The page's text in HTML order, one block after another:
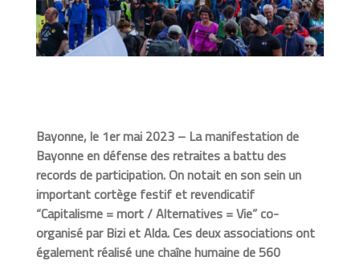
Bayonne, le 1er mai 2023 – La manifestation de
Bayonne en défense des retraites a battu des
records de participation. On notait en son sein un
important cortège festif et revendicatif
“Capitalisme = mort / Alternatives = Vie” co-
organisé par Bizi et Alda. Ces deux associations ont
également réalisé une chaîne humaine de 560